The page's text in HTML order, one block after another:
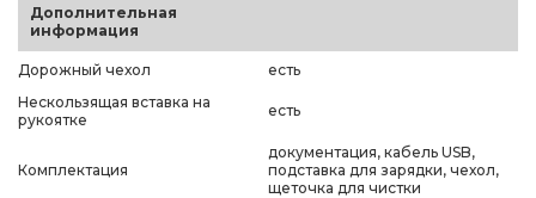
Дополнительная
информация
Дорожный чехол
есть
Нескользящая вставка на
рукоятке
есть
Комплектация
документация, кабель USB,
подставка для зарядки, чехол,
щеточка для чистки